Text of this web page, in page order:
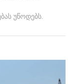
უწოდებს.